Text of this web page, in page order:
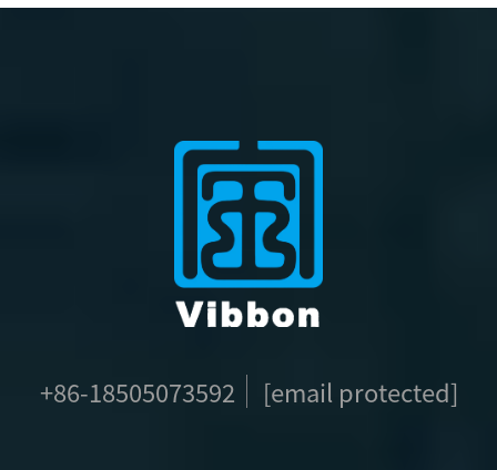
+86-18505073592 [email protected]